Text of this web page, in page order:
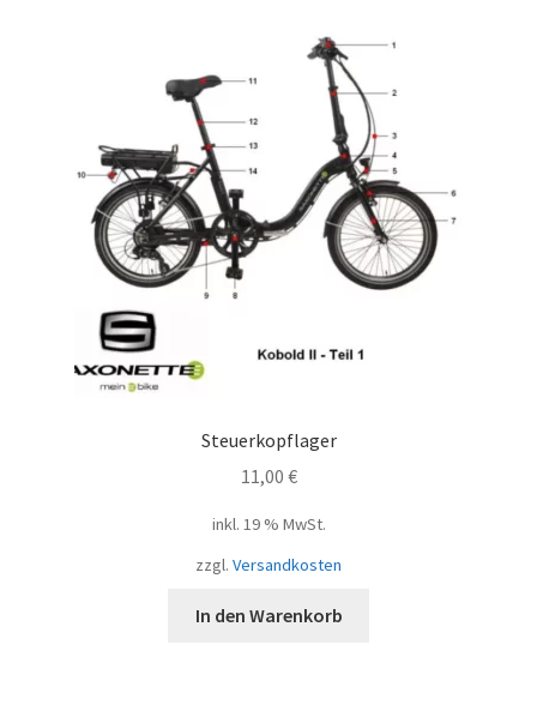
Steuerkopflager
11,00 €
inkl. 19 % MwSt.
zzgl. Versandkosten
In den Warenkorb